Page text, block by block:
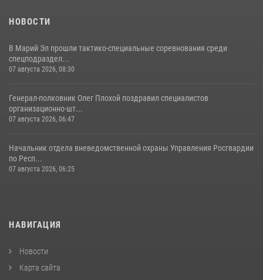
28 июля 2026, 11:52
НОВОСТИ
В Марий Эл прошли тактико-специальные соревнования среди
спецподраздел...
07 августа 2026, 08:30
Генерал-полковник Олег Плохой поздравил специалистов
организационно-шт...
07 августа 2026, 06:47
Начальник отдела вневедомственной охраны Управления Росгвардии
по Респ...
07 августа 2026, 06:25
НАВИГАЦИЯ
Новости
Карта сайта